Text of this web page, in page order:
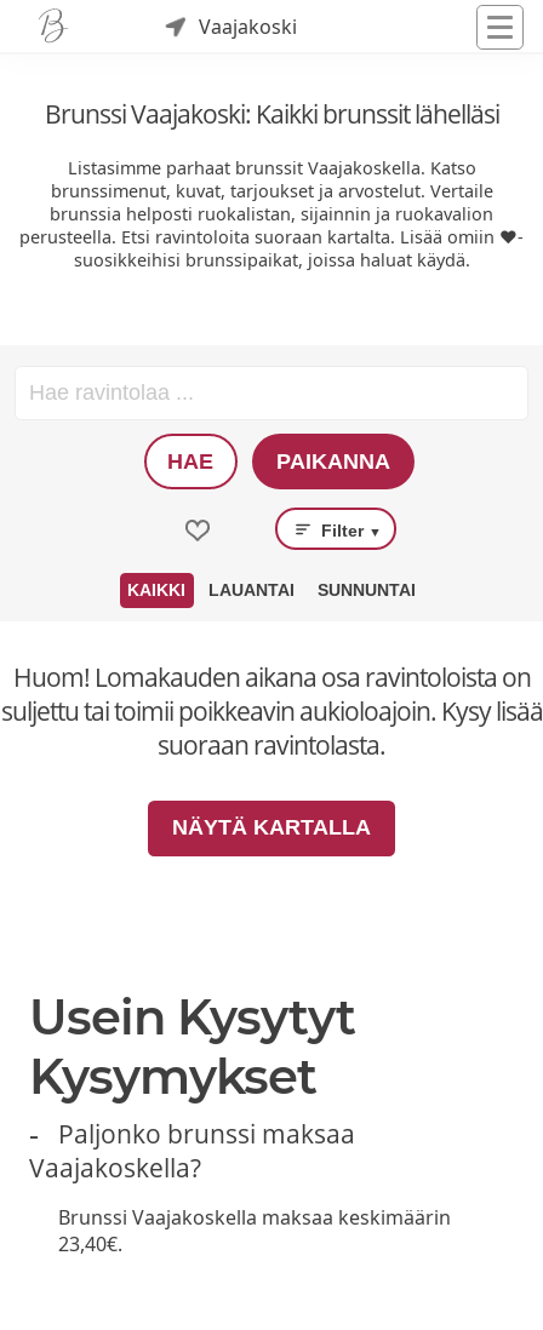
Vaajakoski
Brunssi Vaajakoski: Kaikki brunssit lähelläsi
Listasimme parhaat brunssit Vaajakoskella. Katso
brunssimenut, kuvat, tarjoukset ja arvostelut. Vertaile
brunssia helposti ruokalistan, sijainnin ja ruokavalion
perusteella. Etsi ravintoloita suoraan kartalta. Lisää omiin ❤️-
suosikkeihisi brunssipaikat, joissa haluat käydä.
HAE PAIKANNA
Filter ▼
KAIKKI LAUANTAI SUNNUNTAI
Huom! Lomakauden aikana osa ravintoloista on
suljettu tai toimii poikkeavin aukioloajoin. Kysy lisää
suoraan ravintolasta.
NÄYTÄ KARTALLA
Usein Kysytyt
Kysymykset
Paljonko brunssi maksaa
Vaajakoskella?
Brunssi Vaajakoskella maksaa keskimäärin
23,40€.